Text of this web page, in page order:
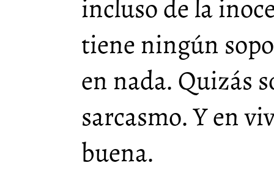
incluso de la
tiene ningún
en nada. Quizás
sarcasmo. Y en
buena.